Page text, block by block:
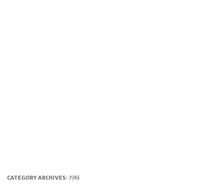
CATEGORY ARCHIVES: 기타